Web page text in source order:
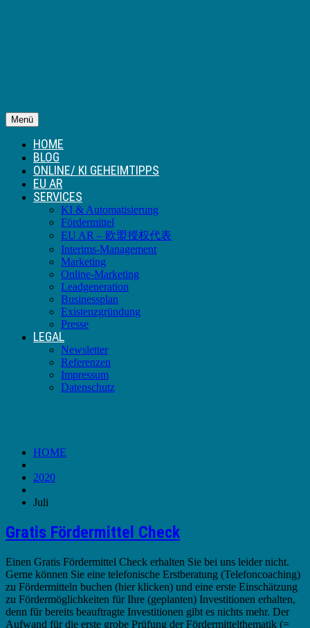
Menü
HOME
BLOG
ONLINE/ KI GEHEIMTIPPS
EU AR
SERVICES
KI & Automatisierung
Fördermittel
EU AR – 欧盟授权代表
Interims-Management
Marketing
Online-Marketing
Leadgeneration
Businessplan
Existenzgründung
Presse
LEGAL
Newsletter
Referenzen
Impressum
Datenschutz
HOME
2020
Juli
Gratis Fördermittel Check
Einen Gratis Fördermittel Check erhalten Sie bei uns leider nicht.
Gerne können Sie eine telefonische Erstberatung (Telefoncoaching)
zu Fördermitteln buchen (hier klicken) und eine erste Einschätzung
zu Fördermöglichkeiten für Ihre (geplanten) Investitionen erhalten,
denn für bereits beauftragte Investitionen gibt es nichts mehr. Der
Aufwand für die erste grobe Prüfung der Fördermittelthematik (=